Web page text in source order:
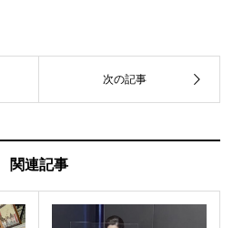
関連記事